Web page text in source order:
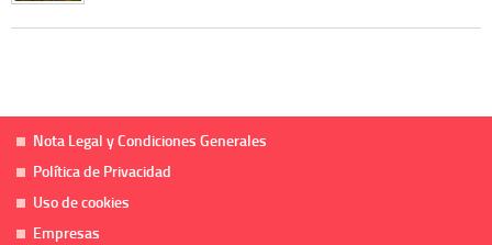
Nota Legal y Condiciones Generales
Política de Privacidad
Uso de cookies
Empresas